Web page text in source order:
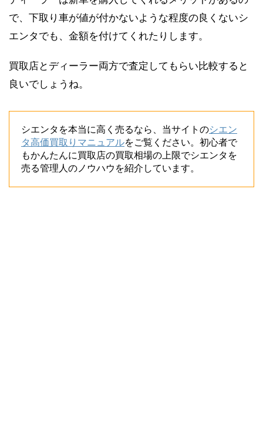
で、下取り車が値が付かないような程度の良くないシ
エンタでも、金額を付けてくれたりします。
買取店とディーラー両方で査定してもらい比較すると
良いでしょうね。
シエンタを本当に高く売るなら、当サイトのシエン
タ高価買取りマニュアルをご覧ください。初心者で
もかんたんに買取店の買取相場の上限でシエンタを
売る管理人のノウハウを紹介しています。